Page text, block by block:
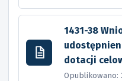
1431-38
dotacji
Opublikowano: